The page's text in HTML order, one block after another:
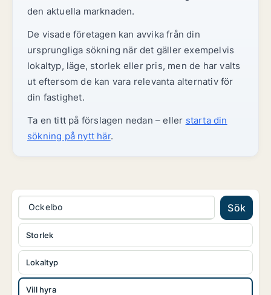
den aktuella marknaden.
De visade företagen kan avvika från din
ursprungliga sökning när det gäller exempelvis
lokaltyp, läge, storlek eller pris, men de har valts
ut eftersom de kan vara relevanta alternativ för
din fastighet.
Ta en titt på förslagen nedan – eller starta din
sökning på nytt här.
Ockelbo Sök
Lokaltyp
Vill hyra
Storlek